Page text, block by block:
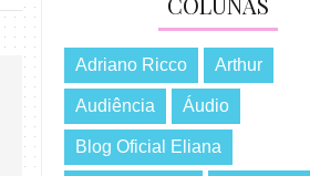
Adriano Ricco Arthur
Audiência Áudio
Blog Oficial Eliana